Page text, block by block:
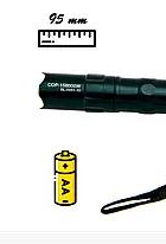
1001762-Gold